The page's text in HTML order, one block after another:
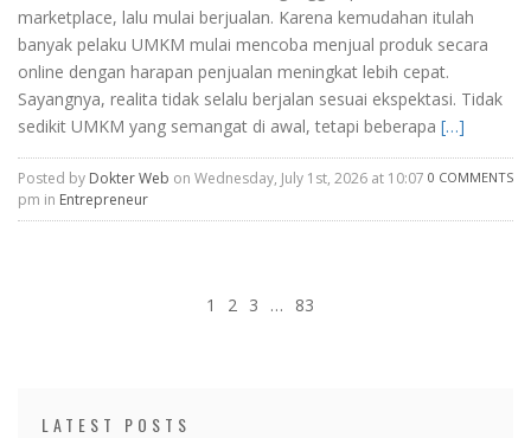
marketplace, lalu mulai berjualan. Karena kemudahan itulah
banyak pelaku UMKM mulai mencoba menjual produk secara
online dengan harapan penjualan meningkat lebih cepat.
Sayangnya, realita tidak selalu berjalan sesuai ekspektasi. Tidak
sedikit UMKM yang semangat di awal, tetapi beberapa […]
0 COMMENTS
Posted by Dokter Web on Wednesday, July 1st, 2026 at 10:07
pm in Entrepreneur
1 2 3 … 83
LATEST POSTS